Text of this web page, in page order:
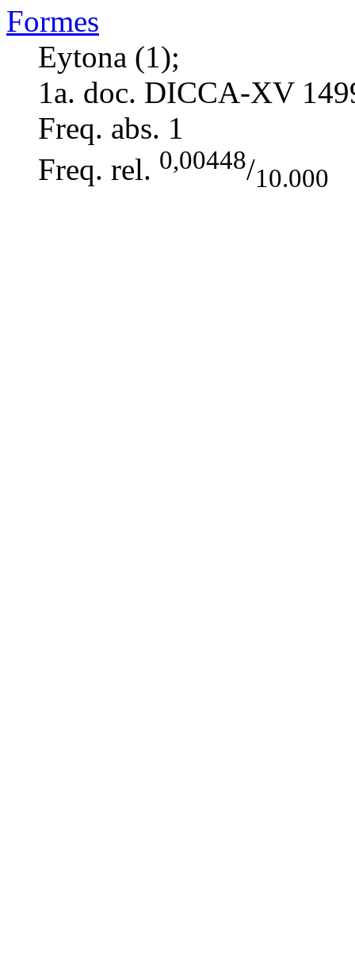
Formes
Eytona (1);
1a. doc. DICCA-XV
Freq. abs. 1
Freq. rel. 0,00448/10.000